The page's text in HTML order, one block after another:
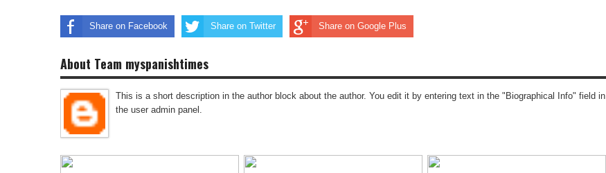
Share on Facebook Share on Twitter Share on Google Plus
About Team myspanishtimes
This is a short description in the author block about the author. You edit it by entering text in the "Biographical Info" field in
the user admin panel.